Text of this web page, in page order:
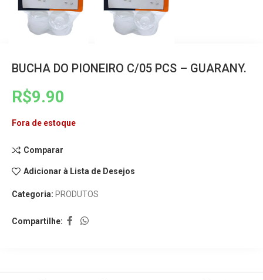
BUCHA DO PIONEIRO C/05 PCS – GUARANY.
R$9.90
Fora de estoque
Comparar
Adicionar à Lista de Desejos
Categoria: PRODUTOS
Compartilhe: